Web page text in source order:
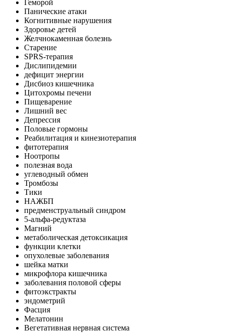
Геморой
Панические атаки
Когнитивные нарушения
Здоровье детей
Желчнокаменная болезнь
Старение
SPRS-терапия
Дислипидемии
дефицит энергии
Дисбиоз кишечника
Цитохромы печени
Пищеварение
Лишний вес
Депрессия
Половые гормоны
Реабилитация и кинезиотерапия
фитотерапия
Ноотропы
полезная вода
углеводный обмен
Тромбозы
Тики
НАЖБП
предменструальный синдром
5-альфа-редуктаза
Магний
метаболическая детоксикация
функции клетки
опухолевые заболевания
шейка матки
микрофлора кишечника
заболевания половой сферы
фитоэкстракты
эндометрий
Фасция
Мелатонин
Вегетативная нервная система